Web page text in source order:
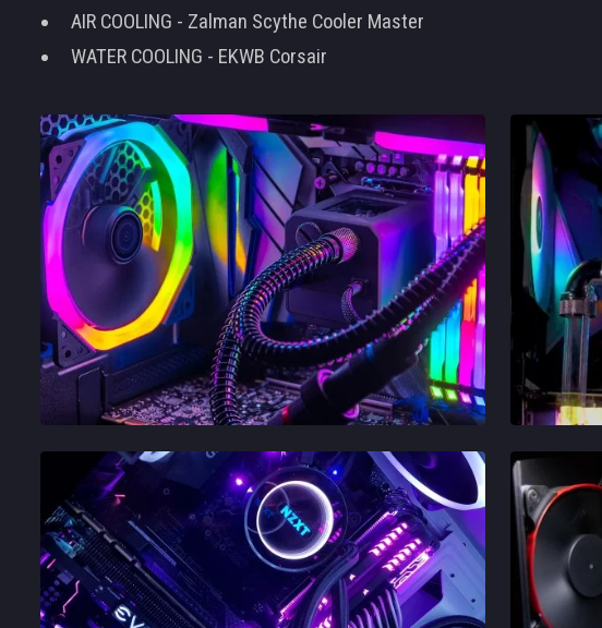
AIR COOLING - Zalman Scythe Cooler Master
WATER COOLING - EKWB Corsair